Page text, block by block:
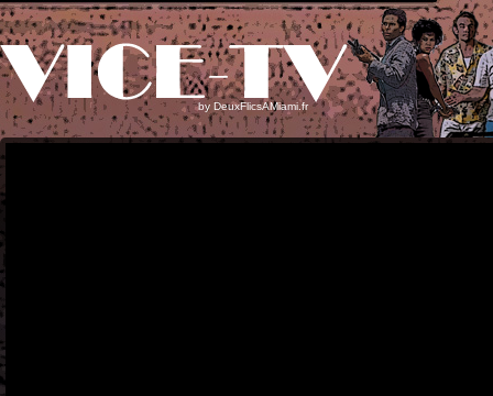
by DeuxFlicsAMiami.fr